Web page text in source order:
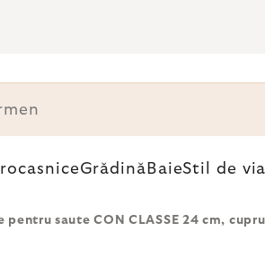
Grădină BaieStil de
pentru saute CON CLASSE 24 cm,